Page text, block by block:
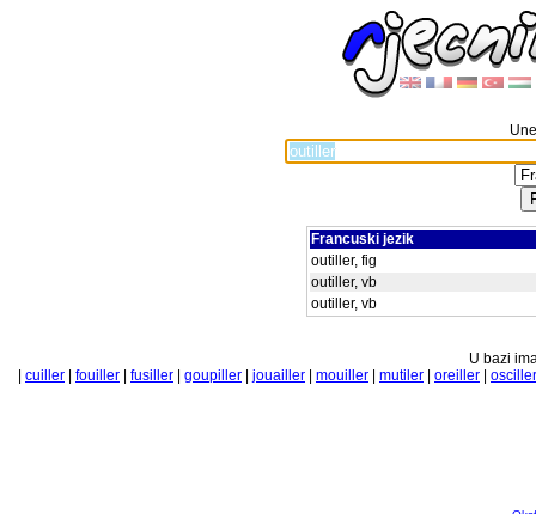
Francuski jezik
outiller, fig
outiller, vb
outiller, vb
U bazi
cuiller fouiller fusiller goupiller jouailler mouiller mutiler oreiller osciller